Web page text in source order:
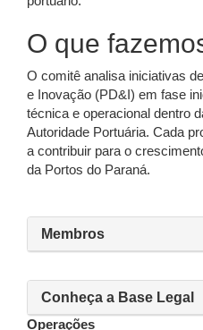
O que
O comitê analisa iniciativas
e Inovação (PD&I) em fase
técnica e operacional dentro
Autoridade Portuária. Cada
a contribuir para o
da Portos do Paraná.
Membros
Conheça a Base Legal
Operações